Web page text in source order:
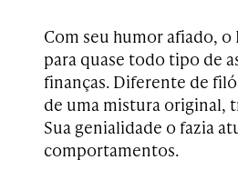
Com seu humor afiado,
para quase todo tipo de
finanças. Diferente de
de uma mistura original,
Sua genialidade o fazia
comportamentos.